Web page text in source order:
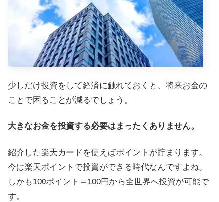
少しだけ投資をして経済に触れておくと、将来お金の
ことで困ることが減るでしょう。
大きなお金を投資する必要はまったくありません。
紹介した楽天カードを使えばポイントが貯まります。
今は楽天ポイントで投資ができる時代なんですよね。
しかも100ポイント＝100円から全世界へ投資が可能で
す。